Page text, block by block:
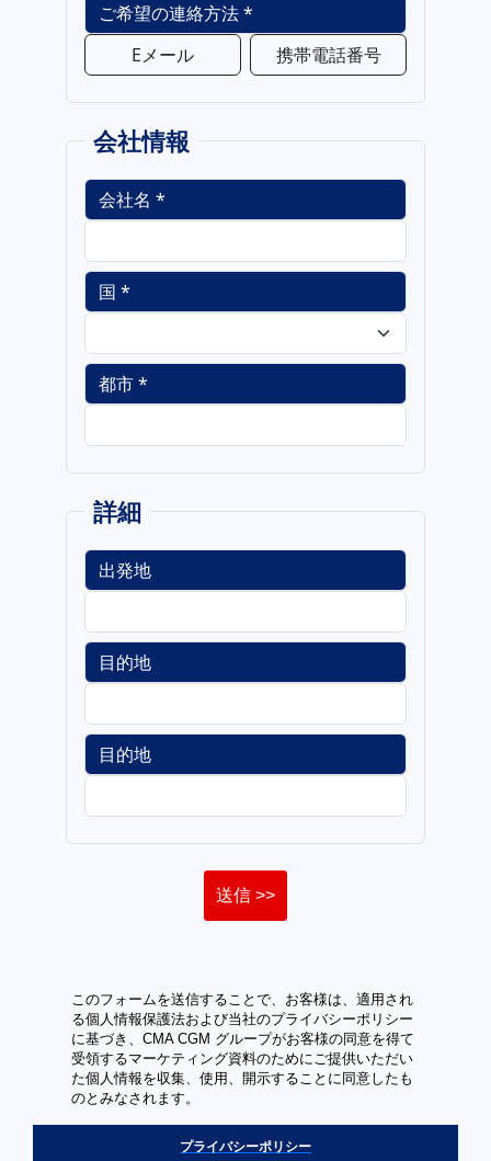
ご希望の連絡方法 *
Eメール
携帯電話番号
会社情報
会社名 *
国 *
都市 *
詳細
出発地
目的地
目的地
送信 >>
このフォームを送信することで、お客様は、適用され
る個人情報保護法および当社のプライバシーポリシー
に基づき、CMA CGM グループがお客様の同意を得て
受領するマーケティング資料のためにご提供いただい
た個人情報を収集、使用、開示することに同意したも
のとみなされます。
プライバシーポリシー